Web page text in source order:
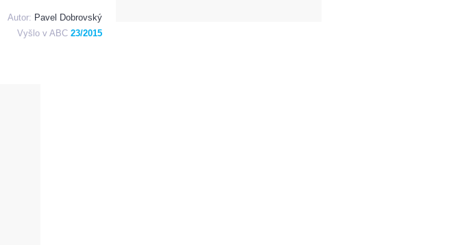
Autor: Pavel Dobrovský
Vyšlo v ABC 23/2015